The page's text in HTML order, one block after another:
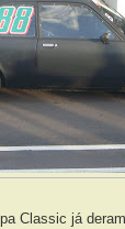
Classic já